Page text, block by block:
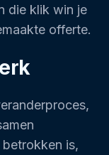
die klik win je
offerte.
is,